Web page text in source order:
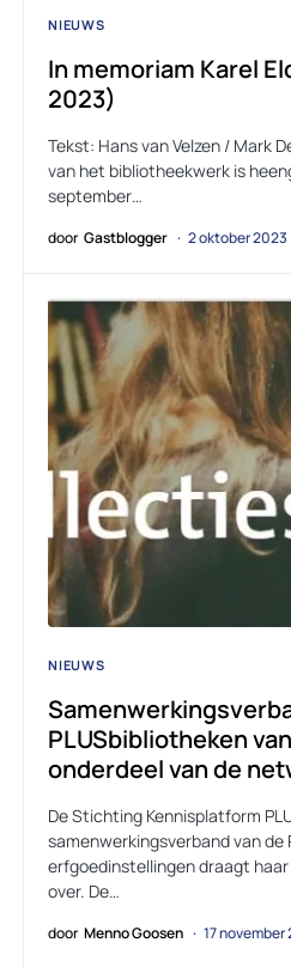
NIEUWS
In memoriam Karel
2023)
Tekst: Hans van Velzen / Mark
van het bibliotheekwerk is
september…
door Gastblogger 2 oktober 2023
NIEUWS
PLUSbibliotheken
onderdeel van de
De Stichting Kennisplatform
samenwerkingsverband van de
erfgoedinstellingen draagt
over. De…
door Menno Goosen 17 november